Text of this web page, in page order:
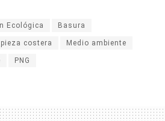
Ecológica Basura
costera Medio ambiente
PNG